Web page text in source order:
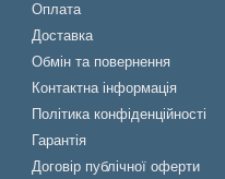
Оплата
Доставка
Обмін та повернення
Контактна інформація
Політика конфіденційності
Гарантія
Договір публічної оферти